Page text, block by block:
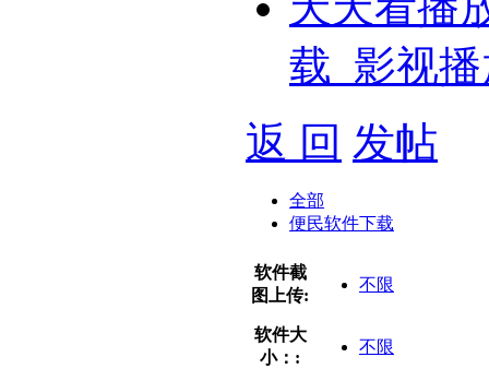
载_影视
返 回 发帖
全部
便民软件下载
软件截
图上传:
不限
软件大
小：:
不限